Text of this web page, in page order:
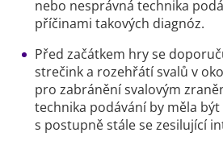
nebo nesprávná technika
příčinami takových diagnóz.
Před začátkem hry se
strečink a rozehřátí svalů v
pro zabránění svalovým
technika podávání by měla
s postupně stále se zesilující